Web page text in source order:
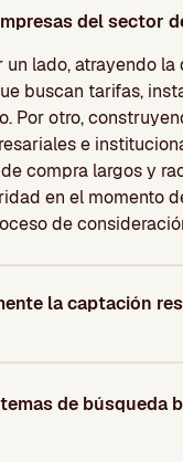
del sector
un lado, atrayendo
buscan tarifas,
Por otro,
e
compra largos y
en el momento
de
la captación
de búsqueda